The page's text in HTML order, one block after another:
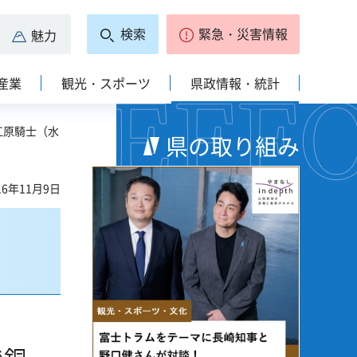
魅力 検索 緊急・災害情報
業 観光・スポーツ 県政情報・統計
騎士（水
年11月9日
県の取り組み